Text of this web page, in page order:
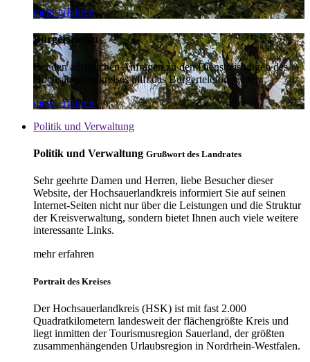
mehr erfahren
Bürgertelefon
Bei den alltäglichen Anfragen zu den Dienstleistungen des
Hochsauerlandkreises hilft das Bürgertelefon weiter.
mehr erfahren
Politik und Verwaltung
Politik und Verwaltung Grußwort des Landrates
Sehr geehrte Damen und Herren, liebe Besucher dieser
Website, der Hochsauerlandkreis informiert Sie auf seinen
Internet-Seiten nicht nur über die Leistungen und die Struktur
der Kreisverwaltung, sondern bietet Ihnen auch viele weitere
interessante Links.
mehr erfahren
Portrait des Kreises
Der Hochsauerlandkreis (HSK) ist mit fast 2.000
Quadratkilometern landesweit der flächengrößte Kreis und
liegt inmitten der Tourismusregion Sauerland, der größten
zusammenhängenden Urlaubsregion in Nordrhein-Westfalen.